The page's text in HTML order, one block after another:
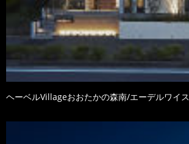
ヘーベルVillageおおたかの森南/エーデルワイス